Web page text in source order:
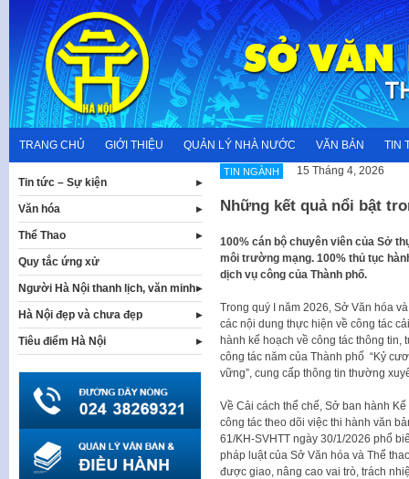
content
TRANG CHỦ GIỚI THIỆU QUẢN LÝ NHÀ NƯỚC VĂN BẢN TIN
TIN NGÀNH 15 Tháng 4, 2026
Những kết quả nổi bật
100% cán bộ chuyên viên của Sở
môi trường mạng. 100% thủ tục
dịch vụ công của Thành phố.
Trong quý I năm 2026, Sở Văn hóa
các nội dung thực hiện về công tác
hành kế hoạch về công tác thông tin,
công tác năm của Thành phố “Kỷ
vững”, cung cấp thông tin thường
Về Cải cách thể chế, Sở ban hành
công tác theo dõi việc thi hành văn
61/KH-SVHTT ngày 30/1/2026 phổ
pháp luật của Sở Văn hóa và Thể
được giao, nâng cao vai trò, trách
Tin tức – Sự kiện
Văn hóa
Thể Thao
Quy tắc ứng xử
Người Hà Nội thanh lịch, văn minh
Hà Nội đẹp và chưa đẹp
Tiêu điểm Hà Nội